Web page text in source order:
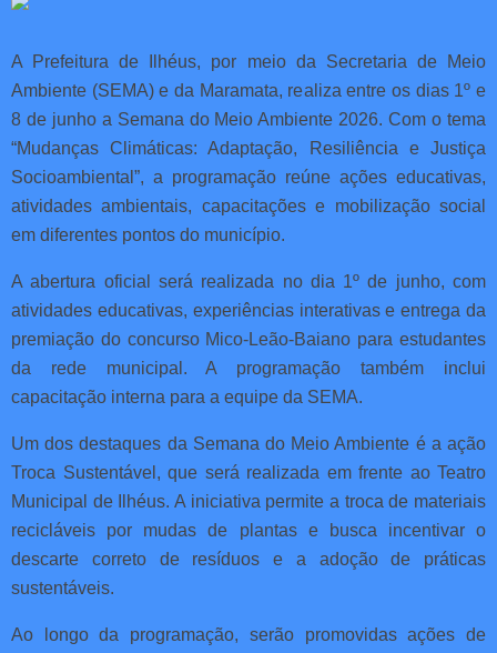
A Prefeitura de Ilhéus, por meio da Secretaria de Meio
Ambiente (SEMA) e da Maramata, realiza entre os dias 1º e
8 de junho a Semana do Meio Ambiente 2026. Com o tema
“Mudanças Climáticas: Adaptação, Resiliência e Justiça
Socioambiental”, a programação reúne ações educativas,
atividades ambientais, capacitações e mobilização social
em diferentes pontos do município.
A abertura oficial será realizada no dia 1º de junho, com
atividades educativas, experiências interativas e entrega da
premiação do concurso Mico-Leão-Baiano para estudantes
da rede municipal. A programação também inclui
capacitação interna para a equipe da SEMA.
Um dos destaques da Semana do Meio Ambiente é a ação
Troca Sustentável, que será realizada em frente ao Teatro
Municipal de Ilhéus. A iniciativa permite a troca de materiais
recicláveis por mudas de plantas e busca incentivar o
descarte correto de resíduos e a adoção de práticas
sustentáveis.
Ao longo da programação, serão promovidas ações de